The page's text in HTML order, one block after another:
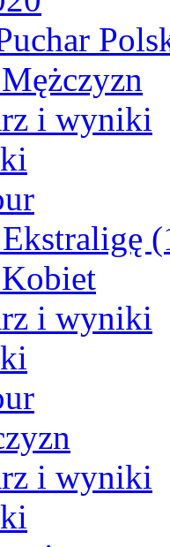
i wyniki
i wyniki
i wyniki